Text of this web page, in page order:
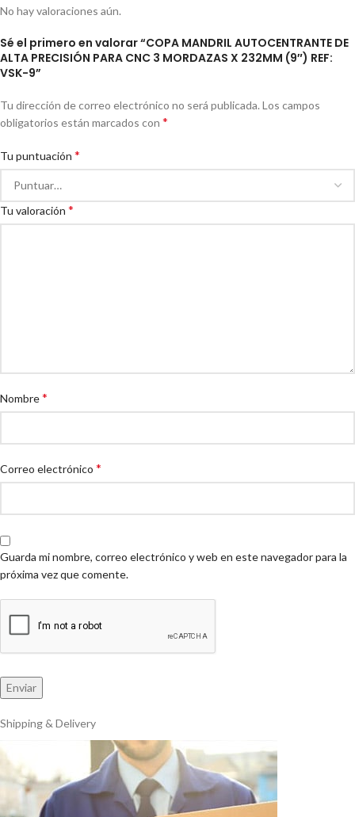
No hay valoraciones aún.
Sé el primero en valorar “COPA MANDRIL AUTOCENTRANTE DE
ALTA PRECISIÓN PARA CNC 3 MORDAZAS X 232MM (9″) REF:
VSK-9”
Tu dirección de correo electrónico no será publicada. Los campos
obligatorios están marcados con *
Tu puntuación *
Tu valoración *
Nombre*
Correo electrónico *
Guarda mi nombre, correo electrónico y web en este navegador para la
próxima vez que comente.
Shipping & Delivery